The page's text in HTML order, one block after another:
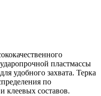
пластмассы
удобного захвата. Терка
по
клеевых составов.